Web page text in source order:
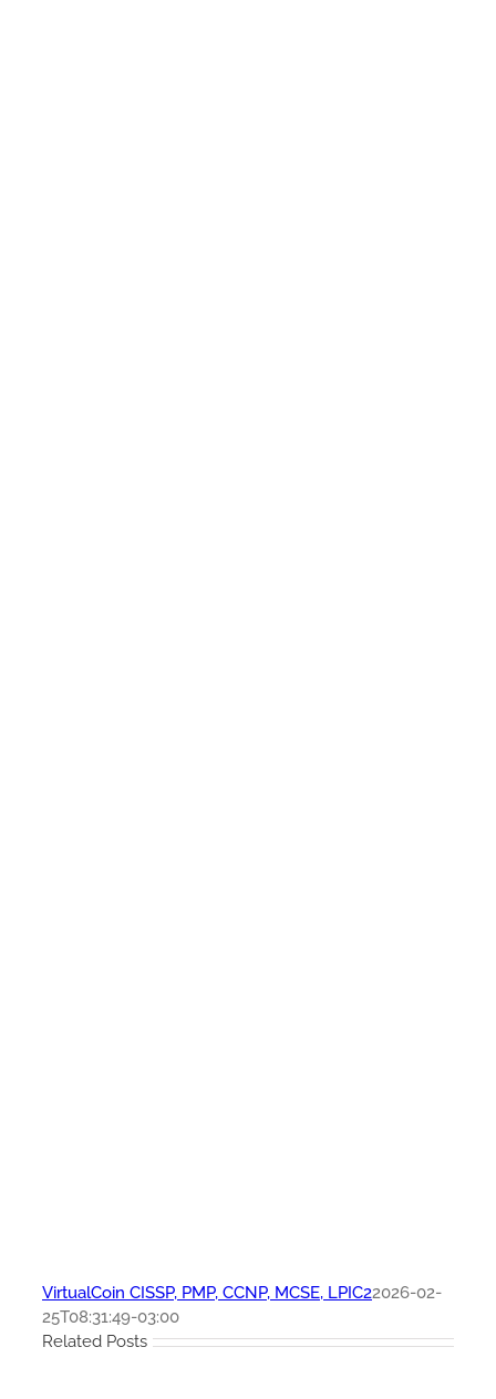
VirtualCoin CISSP, PMP, CCNP, MCSE, LPIC22026-02-
25T08:31:49-03:00
Related Posts